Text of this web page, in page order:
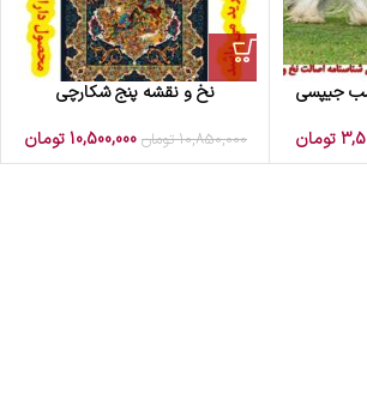
جیپسی
تومان
نخ و نقشه پنج شکارچی
10,850,000 تومان 10,500,000تومان